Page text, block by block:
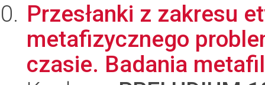
Przesłanki z zakresu
metafizycznego
czasie. Badania